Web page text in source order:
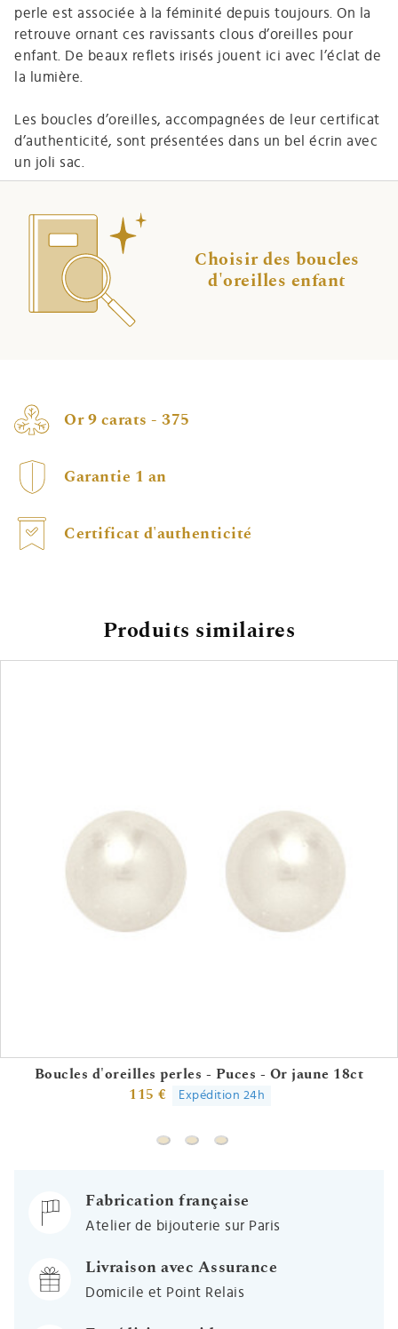
perle est associée à la féminité depuis toujours. On la
retrouve ornant ces ravissants clous d’oreilles pour
enfant. De beaux reflets irisés jouent ici avec l’éclat de
la lumière.
Les boucles d’oreilles, accompagnées de leur certificat
d’authenticité, sont présentées dans un bel écrin avec
un joli sac.
Choisir des boucles
d'oreilles enfant
Or 9 carats - 375
Garantie 1 an
Certificat d'authenticité
Produits similaires
Boucles d'oreilles perles - Puces - Or jaune 18ct
115 €
Expédition 24h
Fabrication française
Atelier de bijouterie sur Paris
Livraison avec Assurance
Domicile et Point Relais